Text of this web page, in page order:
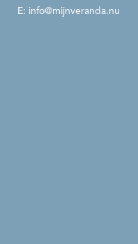
E: info@mijnveranda.nu